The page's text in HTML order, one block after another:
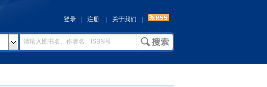
登录 注册 关于我们